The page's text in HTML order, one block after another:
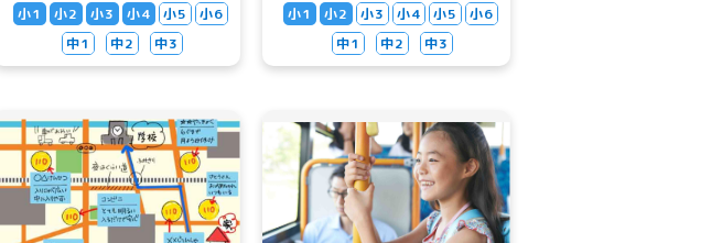
小1
小2 小3 小4 小5
小6
中1
中2 中3
小1
小2 小3 小4 小5
小6
中1
中2 中3